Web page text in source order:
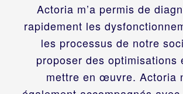
Actoria m’a permis de
rapidement les
les processus de notre
proposer des optimisations
mettre en œuvre. Actoria